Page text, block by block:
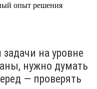
опыт решения
на уровне
нужно думать
— проверять